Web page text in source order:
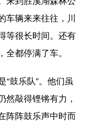
车辆来来往往，川
等很长时间。还有
全都停满了车。
“鼓乐队”。他们虽
然敲得铿锵有力，
阵阵鼓乐声中时而